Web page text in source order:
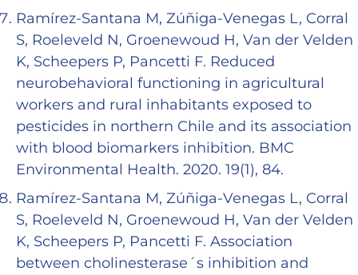
Ramírez-Santana M, Zúñiga-Venegas L, Corral
S, Roeleveld N, Groenewoud H, Van der Velden
K, Scheepers P, Pancetti F. Reduced
neurobehavioral functioning in agricultural
workers and rural inhabitants exposed to
pesticides in northern Chile and its association
with blood biomarkers inhibition. BMC
Environmental Health. 2020. 19(1), 84.
Ramírez-Santana M, Zúñiga-Venegas L, Corral
S, Roeleveld N, Groenewoud H, Van der Velden
K, Scheepers P, Pancetti F. Association
between cholinesterase´s inhibition and